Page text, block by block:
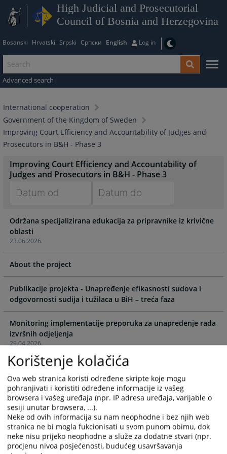
High Judicial and Prosecutorial
Council of Bosnia and Herzegovina
Bosanski Hrvatski Srpski Српски English Log in
Advanced search
International cooperation
Government of the Kingdom of Sweden
Improving Court Efficiency and Accountability of Judges and
Prosecutors in B&H - Phase 3
Improving Court Efficiency and Accountability of
Judges and Prosecutors in B&H - Phase 3
forward
to
interact
with
the
calendar
and
select
a
date.
Press
the
question
mark
key
to
get
the
keyboard
shortcuts
for
forward
with
calendar
and
select
a
date.
the
question
mark
key
to
get
the
keyboard
shortcuts
for
23.06.2026.
Održana specijalizirana edukacija za pripravnike iz krivične
oblasti
About the project
Publikacije projekta - Unapređenje efikasnosti sudova i
odgovornosti sudija i tužilaca u BiH – treća faza
29.04.2026.
Monitoring implementacije preporuka za unapređenje rada
izvršnih odjeljenja
18.02.2026.
Učenje kroz praksu: Održana specijalizirana edukacija za
pripravnike iz krivične oblasti
22.12.2025.
Unaprjeđenje učinkovitosti ovršnih postupaka u sudovima
Bosne i Hercegovine
Korištenje kolačića
Ova web stranica koristi određene skripte koje mogu
pohranjivati i koristiti određene informacije iz vašeg
browsera i vašeg uređaja (npr. IP adresa uređaja, varijable o
sesiji unutar browsera, ...).
Neke od ovih informacija su nam neophodne i bez njih web
stranica ne bi mogla fukcionisati u svom punom obimu, dok
neke nisu prijeko neophodne a služe za dodatne stvari (npr.
procjenu nivoa posjećenosti, budućeg usavršavanja